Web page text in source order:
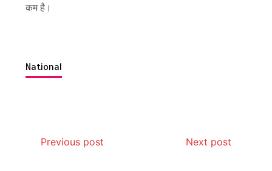
कम है।
National
Previous post Next post